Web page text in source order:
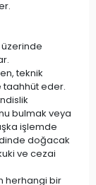
teknik
taahhüt eder.
bulmak veya
işlemde
doğacak
ve cezai
herhangi bir